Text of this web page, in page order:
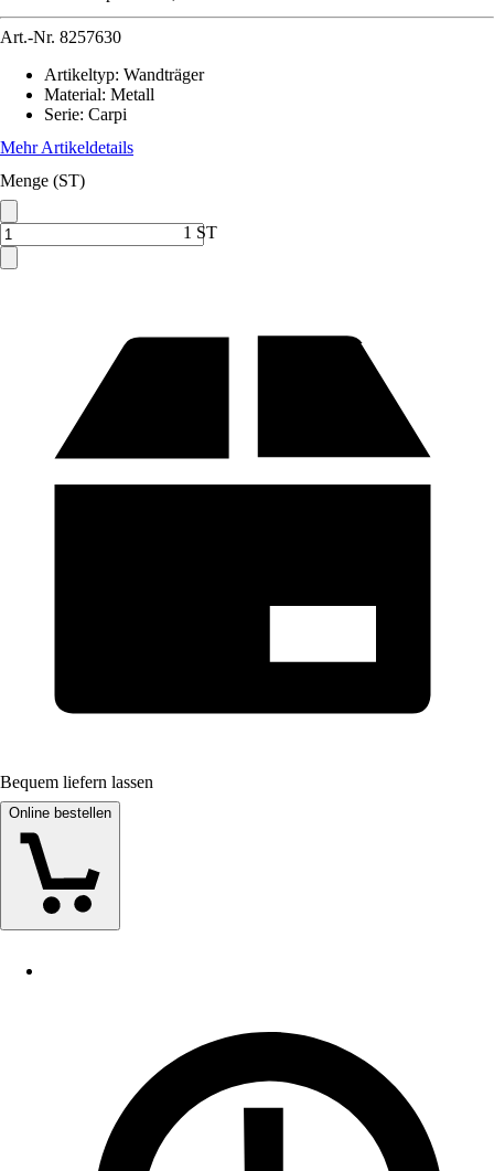
Art.-Nr. 8257630
Artikeltyp: Wandträger
Material: Metall
Serie: Carpi
Mehr Artikeldetails
Menge (ST)
1 ST
Bequem liefern lassen
Online bestellen